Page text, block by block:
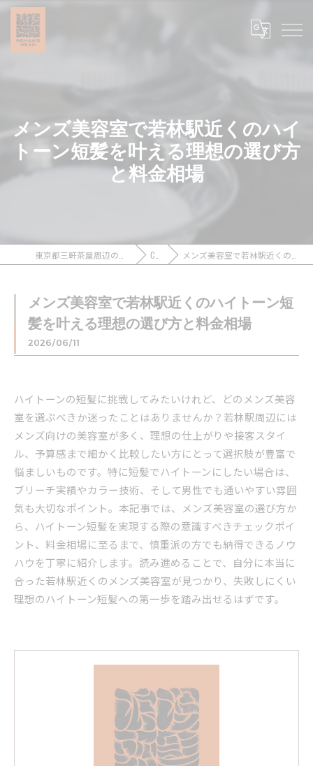
メンズ美容室で若林駅近くのハイ
トーン短髪を叶える理想の選び方
と料金相場
COLUMN メンズ美容室で若林駅近くのハイトーン短髪を叶える理想の選び方と料金相場
メンズ美容室で若林駅近くのハイトーン短
髪を叶える理想の選び方と料金相場
2026/06/11
ハイトーンの短髪に挑戦してみたいけれど、どのメンズ美容
室を選ぶべきか迷ったことはありませんか？若林駅周辺には
メンズ向けの美容室が多く、理想の仕上がりや接客スタイ
ル、予算感まで細かく比較したい方にとって選択肢が豊富で
悩ましいものです。特に短髪でハイトーンにしたい場合は、
ブリーチ実績やカラー技術、そして男性でも通いやすい雰囲
気も大切なポイント。本記事では、メンズ美容室の選び方か
ら、ハイトーン短髪を実現する際の意識すべきチェックポイ
ント、料金相場に至るまで、慎重派の方でも納得できるノウ
ハウを丁寧に紹介します。読み進めることで、自分に本当に
合った若林駅近くのメンズ美容室が見つかり、失敗しにくい
理想のハイトーン短髪への第一歩を踏み出せるはずです。